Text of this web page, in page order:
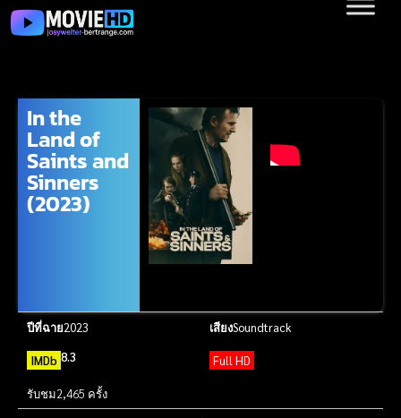
In the
Land of
Saints and
Sinners
(2023)
ปีที่ฉาย2023 เสียงSoundtrack
IMDb 8.3 Full HD
รับชม2,465 ครั้ง